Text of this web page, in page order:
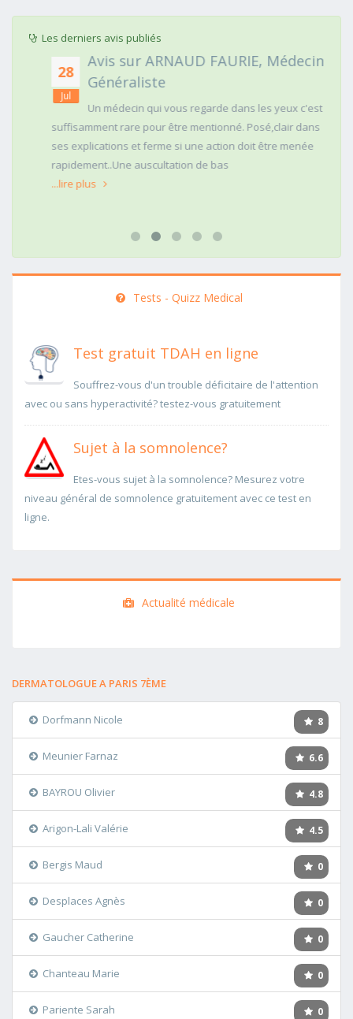
Les derniers avis publiés
28
Jul
Avis sur ARNAUD FAURIE, Médecin
Généraliste
Un médecin qui vous regarde dans les yeux c'est
suffisamment rare pour être mentionné. Posé,clair dans
ses explications et ferme si une action doit être menée
rapidement..Une auscultation de bas
...lire plus
Tests - Quizz Medical
Test gratuit TDAH en ligne
Souffrez-vous d'un trouble déficitaire de l'attention
avec ou sans hyperactivité? testez-vous gratuitement
Sujet à la somnolence?
Etes-vous sujet à la somnolence? Mesurez votre
niveau général de somnolence gratuitement avec ce test en
ligne.
Actualité médicale
DERMATOLOGUE A PARIS 7ÈME
8
Dorfmann Nicole
6.6
Meunier Farnaz
4.8
BAYROU Olivier
4.5
Arigon-Lali Valérie
0
Bergis Maud
0
Desplaces Agnès
0
Gaucher Catherine
0
Chanteau Marie
0
Pariente Sarah